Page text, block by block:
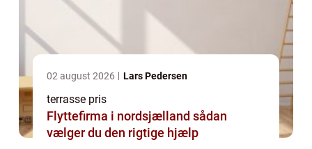
02 august 2026 Lars Pedersen
terrasse pris
Flyttefirma i nordsjælland sådan
vælger du den rigtige hjælp